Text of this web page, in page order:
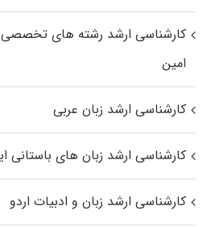
کارشناسی ارشد رﺷﺘﻪ ﻫﺎی تخصصی
اﻣﻴﻦ
کارشناسی ارشد زبان عربی
کارشناسی ارشد زبان‌ های باستانی
کارشناسی ارشد زبان و ادبیات اردو